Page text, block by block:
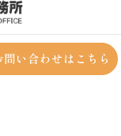
い合わせはこちら
RIGHTS RESERVED.